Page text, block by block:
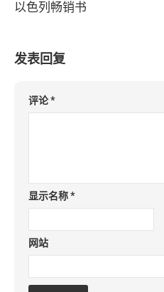
以色列畅销书
发表回复
评论*
显示名称*
网站